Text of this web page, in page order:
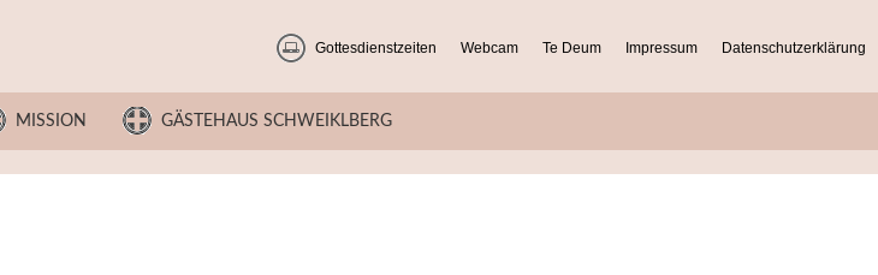
Gottesdienstzeiten Webcam Te Deum Impressum Datenschutzerklärung
MISSION GÄSTEHAUS SCHWEIKLBERG